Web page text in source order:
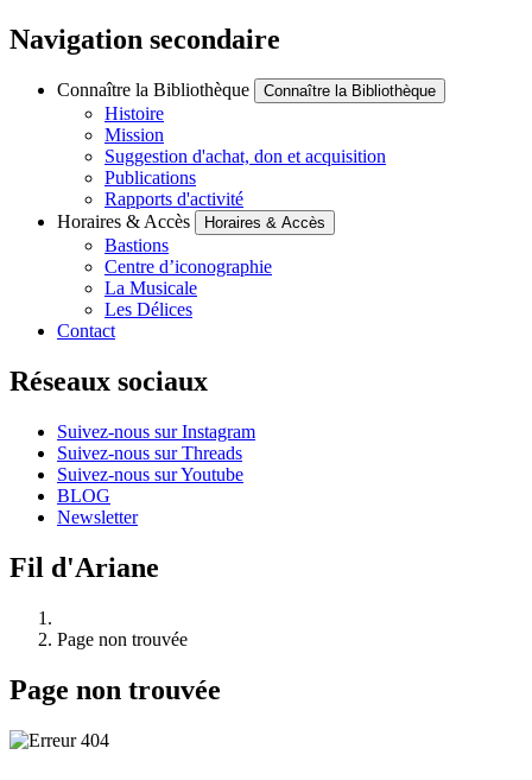
Navigation secondaire
Connaître la Bibliothèque Connaître la Bibliothèque
Histoire
Mission
Suggestion d'achat, don et acquisition
Publications
Rapports d'activité
Horaires & Accès
Horaires & Accès
Bastions
Centre d’iconographie
La Musicale
Les Délices
Contact
Réseaux sociaux
Suivez-nous sur Instagram
Suivez-nous sur Threads
Suivez-nous sur Youtube
BLOG
Newsletter
Fil d'Ariane
Page non trouvée
Page non trouvée